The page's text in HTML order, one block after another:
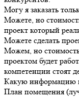
Могу я заказать
Можете, но
проект который
Можете сделать
Можем, но
проектом будет
компетенции стоят
Какую информацию
План помещения